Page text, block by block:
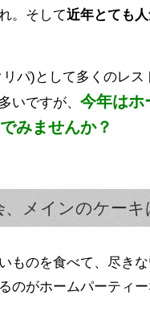
。そして近年とても
パ)として多くのレ
いですが、 今年はホ
みませんか？
メインのケーキ
ものを食べて、尽き
のがホームパーティー